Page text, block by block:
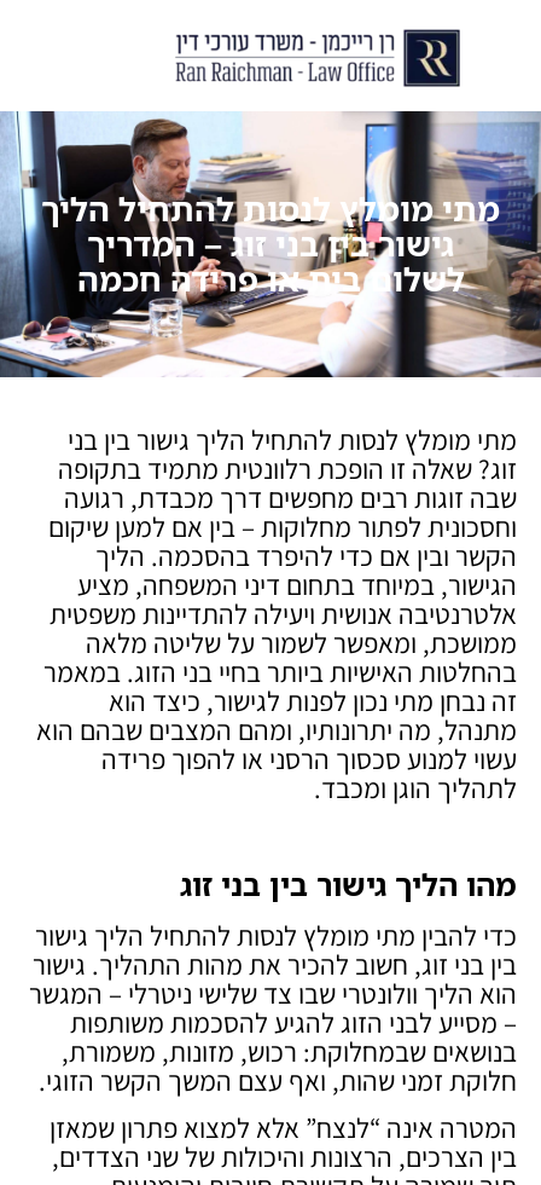
מתי מומלץ לנסות להתחיל הליך
גישור בין בני זוג – המדריך
לשלום בית או פרידה חכמה
מתי מומלץ לנסות להתחיל הליך גישור בין בני
זוג? שאלה זו הופכת רלוונטית מתמיד בתקופה
שבה זוגות רבים מחפשים דרך מכבדת, רגועה
וחסכונית לפתור מחלוקות – בין אם למען שיקום
הקשר ובין אם כדי להיפרד בהסכמה. הליך
הגישור, במיוחד בתחום דיני המשפחה, מציע
אלטרנטיבה אנושית ויעילה להתדיינות משפטית
ממושכת, ומאפשר לשמור על שליטה מלאה
בהחלטות האישיות ביותר בחיי בני הזוג. במאמר
זה נבחן מתי נכון לפנות לגישור, כיצד הוא
מתנהל, מה יתרונותיו, ומהם המצבים שבהם הוא
עשוי למנוע סכסוך הרסני או להפוך פרידה
לתהליך הוגן ומכבד.
מהו הליך גישור בין בני זוג
כדי להבין מתי מומלץ לנסות להתחיל הליך גישור
בין בני זוג, חשוב להכיר את מהות התהליך. גישור
הוא הליך וולונטרי שבו צד שלישי ניטרלי – המגשר
– מסייע לבני הזוג להגיע להסכמות משותפות
בנושאים שבמחלוקת: רכוש, מזונות, משמורת,
חלוקת זמני שהות, ואף עצם המשך הקשר הזוגי.
המטרה אינה “לנצח” אלא למצוא פתרון שמאזן
בין הצרכים, הרצונות והיכולות של שני הצדדים,